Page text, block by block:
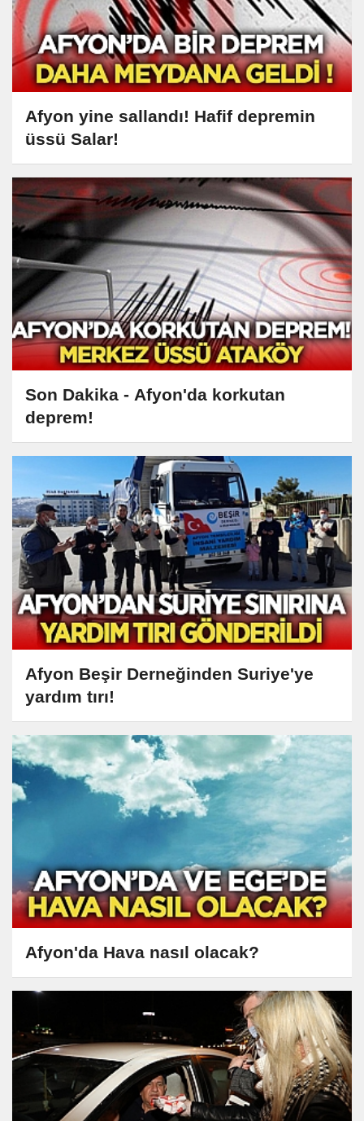
Afyon yine sallandı! Hafif depremin
üssü Salar!
Son Dakika - Afyon'da korkutan
deprem!
Afyon Beşir Derneğinden Suriye'ye
yardım tırı!
Afyon'da Hava nasıl olacak?